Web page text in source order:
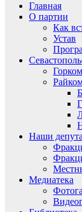
Главная
О партии
Как
Устав
Горком
Наши
Медиатека